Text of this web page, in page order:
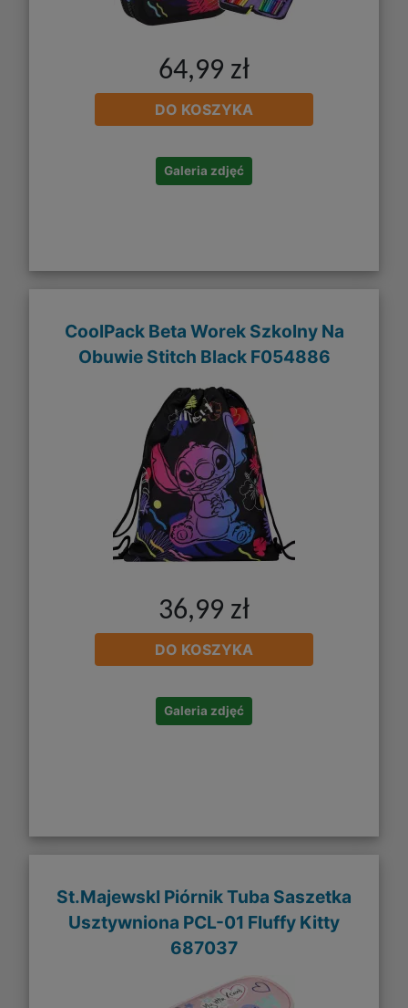
64,99 zł
DO KOSZYKA
Galeria zdjęć
CoolPack Beta Worek Szkolny Na
Obuwie Stitch Black F054886
36,99 zł
DO KOSZYKA
Galeria zdjęć
St.MajewskI Piórnik Tuba Saszetka
Usztywniona PCL-01 Fluffy Kitty
687037